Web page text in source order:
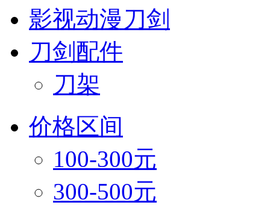
影视动漫刀剑
刀剑配件
刀架
价格区间
100-300元
300-500元